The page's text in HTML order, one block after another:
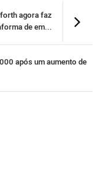
agora faz
de em...
após um aumento de